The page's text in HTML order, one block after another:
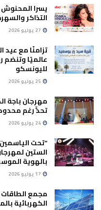
يسرا المحنوش
التذاكر
تزامنًا مع
عالميًا وتنضم
لليونسكو
مهرجان باجة
تحدٍّ رغم
“تحت
الستين
بالهوية
مجمع الطاقات
الكهربائية